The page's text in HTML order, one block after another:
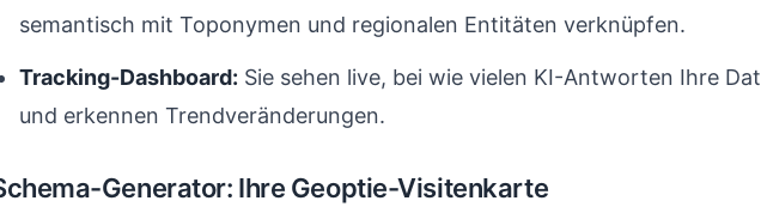
semantisch mit Toponymen und regionalen Entitäten verknüpfen.
Tracking-Dashboard: Sie sehen live, bei wie vielen KI-Antworten Ihre
und erkennen Trendveränderungen.
Generator: Ihre Geoptie-Visitenkarte